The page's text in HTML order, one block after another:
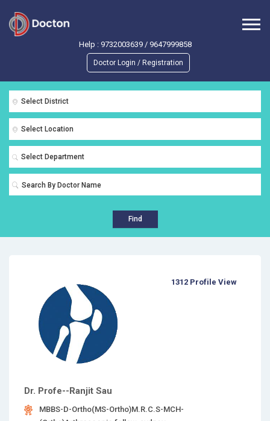
Help : 9732003639/ 9647999858
Doctor Login / Registration
Select District
Select Location
Select Department
Find
Dr. Profe--Ranjit Sau
MBBS-D-Ortho(MS-Ortho)M.R.C.S-MCH-
1312 Profile View